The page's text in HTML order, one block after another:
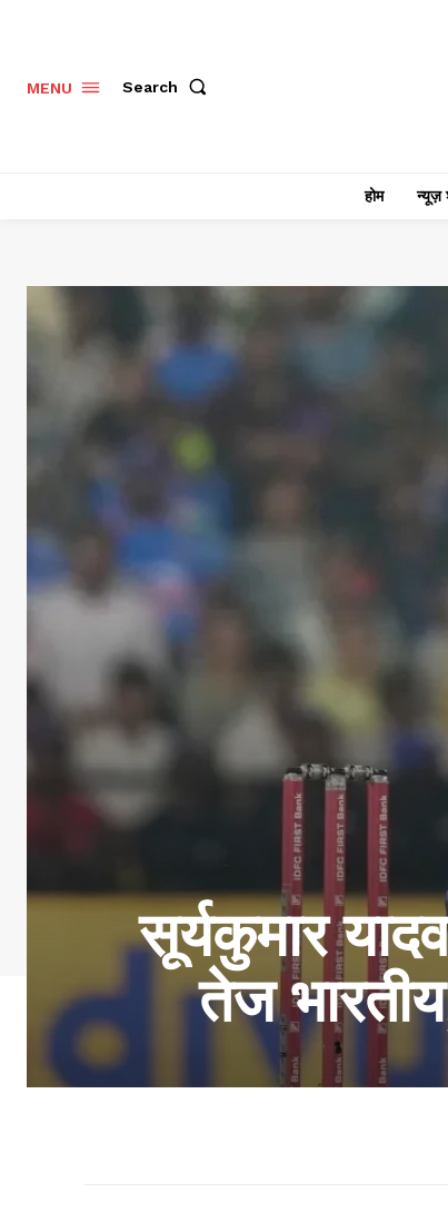
MENU Search
होम न्यूज़
सूर्यकुमार
तेज